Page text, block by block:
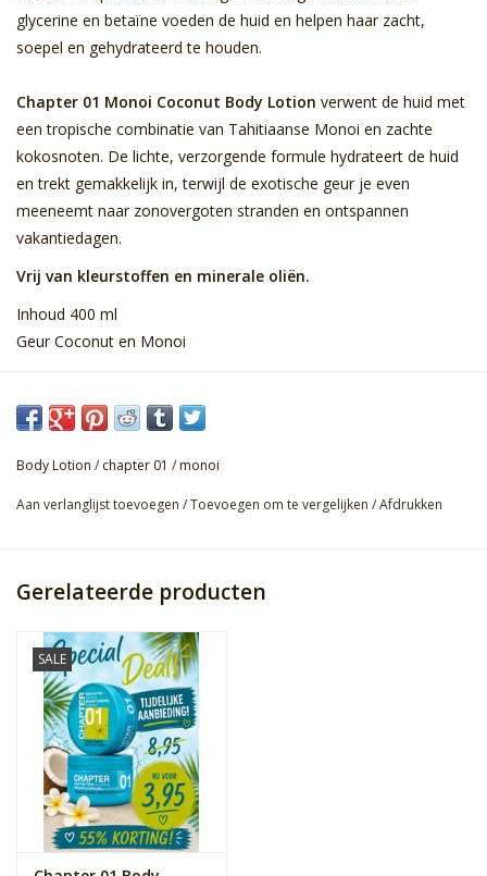
glycerine en betaïne voeden de huid en helpen haar zacht,
soepel en gehydrateerd te houden.
Chapter 01 Monoi Coconut Body Lotion verwent de huid met
een tropische combinatie van Tahitiaanse Monoi en zachte
kokosnoten. De lichte, verzorgende formule hydrateert de huid
en trekt gemakkelijk in, terwijl de exotische geur je even
meeneemt naar zonovergoten stranden en ontspannen
vakantiedagen.
Vrij van kleurstoffen en minerale oliën.
Inhoud 400 ml
Geur Coconut en Monoi
Body Lotion / chapter 01 /monoi
Aan verlanglijst toevoegen /Toevoegen om te vergelijken /Afdrukken
Gerelateerde producten
SALE